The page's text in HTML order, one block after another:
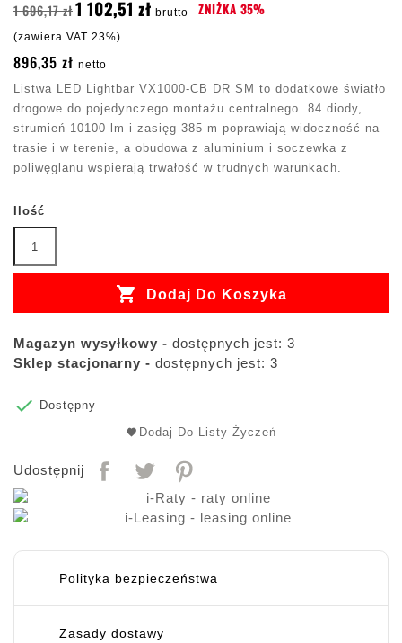
1 696,17 zł1 102,51 zł brutto ZNIŻKA 35%
(zawiera VAT 23%)
896,35 zł netto
Listwa LED Lightbar VX1000-CB DR SM to dodatkowe światło
drogowe do pojedynczego montażu centralnego. 84 diody,
strumień 10100 lm i zasięg 385 m poprawiają widoczność na
trasie i w terenie, a obudowa z aluminium i soczewka z
poliwęglanu wspierają trwałość w trudnych warunkach.
Ilość
 Dodaj Do Koszyka
Magazyn wysyłkowy - dostępnych jest: 3
Sklep stacjonarny - dostępnych jest: 3

Dostępny
Dodaj Do Listy Życzeń
Udostępnij
Polityka bezpieczeństwa
Zasady dostawy